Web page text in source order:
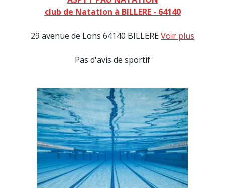
club de Natation à BILLERE - 64140
29 avenue de Lons 64140 BILLEREVoir plus
Pas d'avis de sportif